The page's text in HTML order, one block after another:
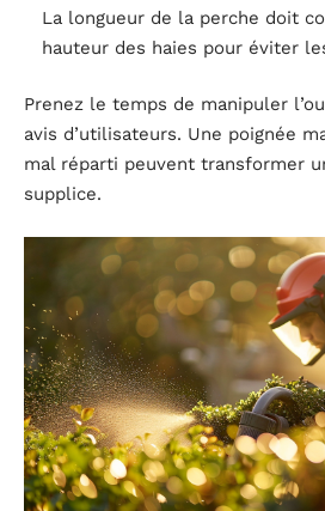
La longueur de la perche doit
hauteur des haies pour éviter
Prenez le temps de manipuler
avis d’utilisateurs. Une poignée
mal réparti peuvent transformer
supplice.